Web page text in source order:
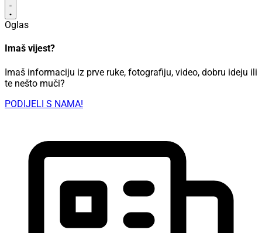
Oglas
Imaš vijest?
Imaš informaciju iz prve ruke, fotografiju, video, dobru ideju ili
te nešto muči?
PODIJELI S NAMA!